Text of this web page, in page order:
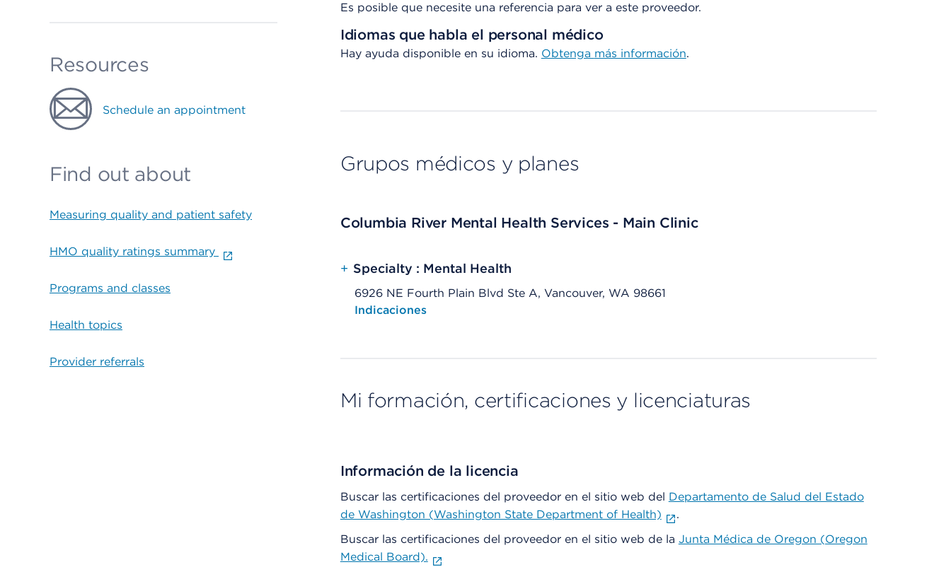
Resources
Schedule an appointment
Find out about
Measuring quality and patient safety
HMO quality ratings summary
Programs and classes
Health topics
Provider referrals
Es posible que necesite una referencia para ver a este proveedor.
Idiomas que habla el personal médico
Hay ayuda disponible en su idioma. Obtenga más información.
Grupos médicos y planes
Columbia River Mental Health Services - Main Clinic
+ Specialty : Mental Health
6926 NE Fourth Plain Blvd Ste A, Vancouver, WA 98661
Opens native map application on mobile devices
Indicaciones
Mi formación, certificaciones y licenciaturas
Información de la licencia
Buscar las certificaciones del proveedor en el sitio web del Departamento de Salud del Estado
de Washington (Washington State Department of Health)
.
Buscar las certificaciones del proveedor en el sitio web de la Junta Médica de Oregon (Oregon
Medical Board).